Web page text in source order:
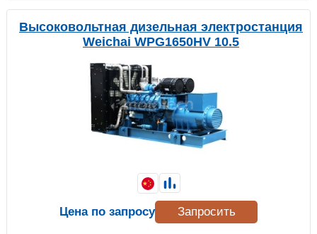
Высоковольтная дизельная электростанция
Weichai WPG1650HV 10.5
Цена по запросу Запросить